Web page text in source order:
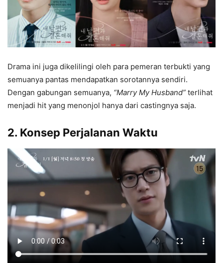
Drama ini juga dikelilingi oleh para pemeran terbukti yang
semuanya pantas mendapatkan sorotannya sendiri.
Dengan gabungan semuanya, “Marry My Husband” terlihat
menjadi hit yang menonjol hanya dari castingnya saja.
2. Konsep Perjalanan Waktu